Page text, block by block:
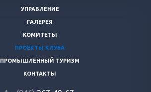
УПРАВЛЕНИЕ
ГАЛЕРЕЯ
КОМИТЕТЫ
ПРОЕКТЫ КЛУБА
ПРОМЫШЛЕННЫЙ ТУРИЗМ
КОНТАКТЫ